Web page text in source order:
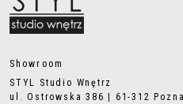
Showroom
STYL Studio Wnętrz
ul. Ostrowska 386 | 61-312